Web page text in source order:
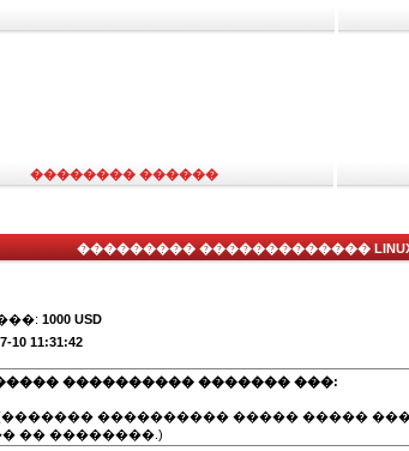
�������� ������
��������� �������������
1000 USD
10 11:31:42
���������� ������� ���:
���������� ����� �����
�� ��������.)